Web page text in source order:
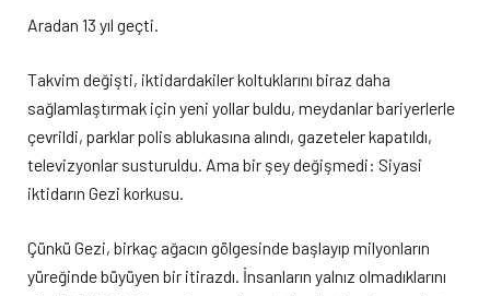
Aradan 13 yıl geçti.
Takvim değişti, iktidardakiler koltuklarını biraz daha
sağlamlaştırmak için yeni yollar buldu, meydanlar bariyerlerle
çevrildi, parklar polis ablukasına alındı, gazeteler kapatıldı,
televizyonlar susturuldu. Ama bir şey değişmedi: Siyasi
iktidarın Gezi korkusu.
Çünkü Gezi, birkaç ağacın gölgesinde başlayıp milyonların
yüreğinde büyüyen bir itirazdı. İnsanların yalnız olmadıklarını